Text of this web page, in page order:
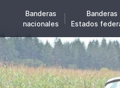
Banderas
nacionales
Banderas
Estados